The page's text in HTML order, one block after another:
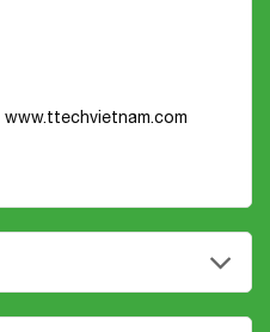
www.ttechvietnam.com